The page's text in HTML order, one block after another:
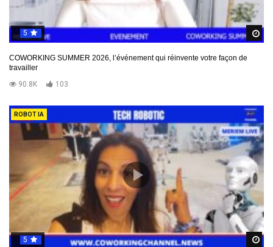
5
COWORKING SUMMER 2026, l’événement qui réinvente votre façon de
travailler
90.8K
103
ROBOT IA
5